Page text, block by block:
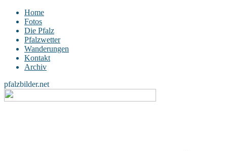
Home
Fotos
Die Pfalz
Pfalzwetter
Wanderungen
Kontakt
Archiv
pfalzbilder.net